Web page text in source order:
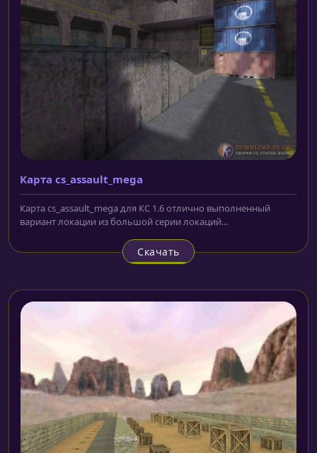
Карта cs_assault_mega
Карта cs_assault_mega для КС 1.6 отлично выполненный
вариант локации из большой серии локаций...
Скачать